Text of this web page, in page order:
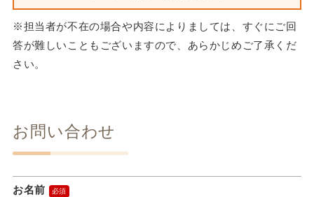
※担当者が不在の場合や内容によりましては、すぐにご回
答が難しいこともございますので、あらかじめご了承くだ
さい。
お問い合わせ
お名前